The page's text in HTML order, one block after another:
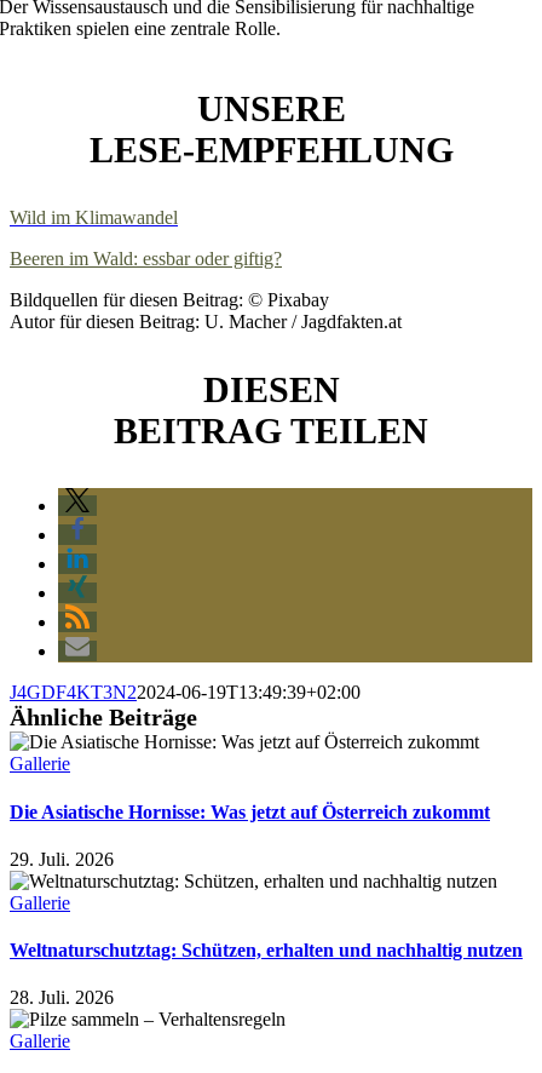
Der Wissensaustausch und die Sensibilisierung für nachhaltige
Praktiken spielen eine zentrale Rolle.
UNSERE
LESE-EMPFEHLUNG
Wild im Klimawandel
Beeren im Wald: essbar oder giftig?
Bildquellen für diesen Beitrag: © Pixabay
Autor für diesen Beitrag: U. Macher / Jagdfakten.at
DIESEN
BEITRAG TEILEN
J4GDF4KT3N22024-06-19T13:49:39+02:00
Ähnliche Beiträge
Gallerie
Die Asiatische Hornisse: Was jetzt auf Österreich zukommt
29. Juli. 2026
Gallerie
Weltnaturschutztag: Schützen, erhalten und nachhaltig nutzen
28. Juli. 2026
Gallerie